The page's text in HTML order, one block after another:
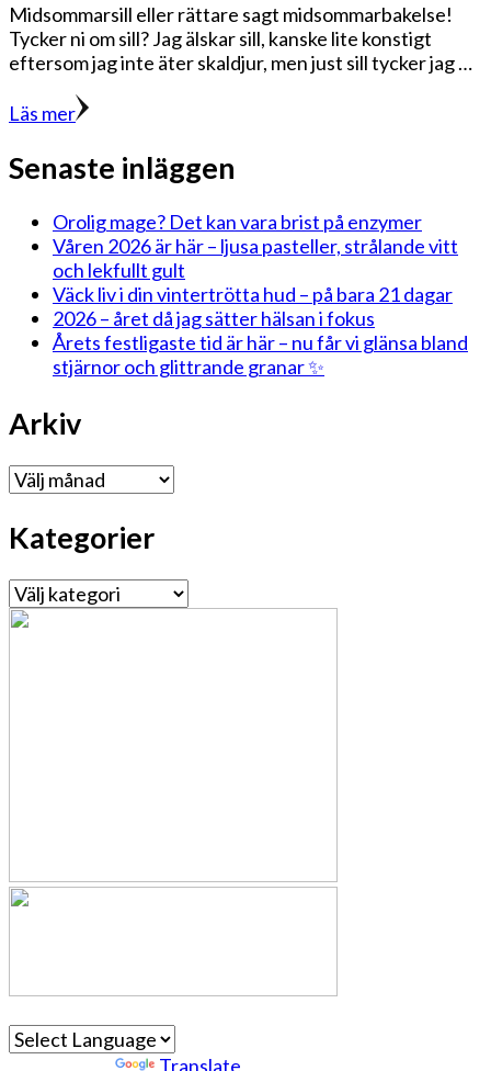
Midsommarsill eller rättare sagt midsommarbakelse!
Tycker ni om sill? Jag älskar sill, kanske lite konstigt
eftersom jag inte äter skaldjur, men just sill tycker jag …
Läs mer
Senaste inläggen
Orolig mage? Det kan vara brist på enzymer
Våren 2026 är här – ljusa pasteller, strålande vitt
och lekfullt gult
Väck liv i din vintertrötta hud – på bara 21 dagar
2026 – året då jag sätter hälsan i fokus
Årets festligaste tid är här – nu får vi glänsa bland
stjärnor och glittrande granar ✨
Arkiv
Arkiv
Kategorier
Kategorier
Translate